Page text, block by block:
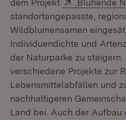
dem Projekt
‚Blühende
standortangepasste,
Wildblumensamen
Individuendichte und
der Naturparke zu steigern.
verschiedene Projekte zur
Lebensmittelabfällen und
nachhaltigeren
Land bei. Auch der Aufbau